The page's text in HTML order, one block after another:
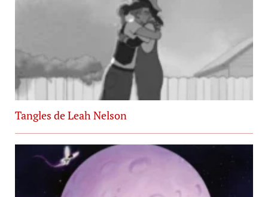
Tangles de Leah Nelson